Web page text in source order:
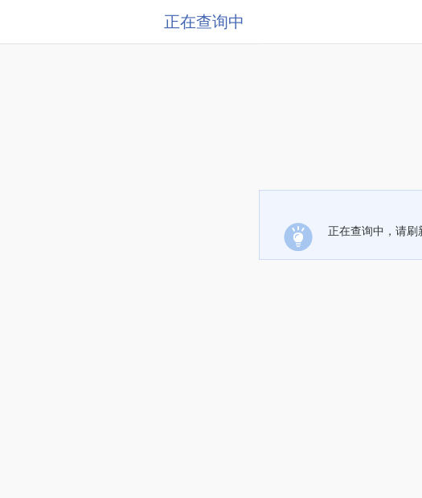
正在查询中
正在查询中，请刷